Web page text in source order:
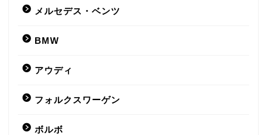
メルセデス・ベンツ
BMW
アウディ
フォルクスワーゲン
ボルボ